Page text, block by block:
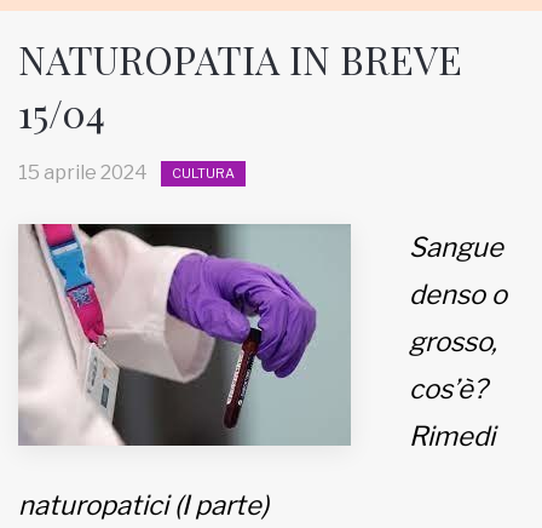
HOME
MUNICIPI
Inviateci le vostre segnalazioni
Iscriviti alla newsletter
Fondato e diretto da Enzo De
NATUROPATIA IN BREVE
15/04
15 aprile 2024 CULTURA
Sangue
denso o
grosso,
cos’è?
Rimedi
naturopatici (I parte)